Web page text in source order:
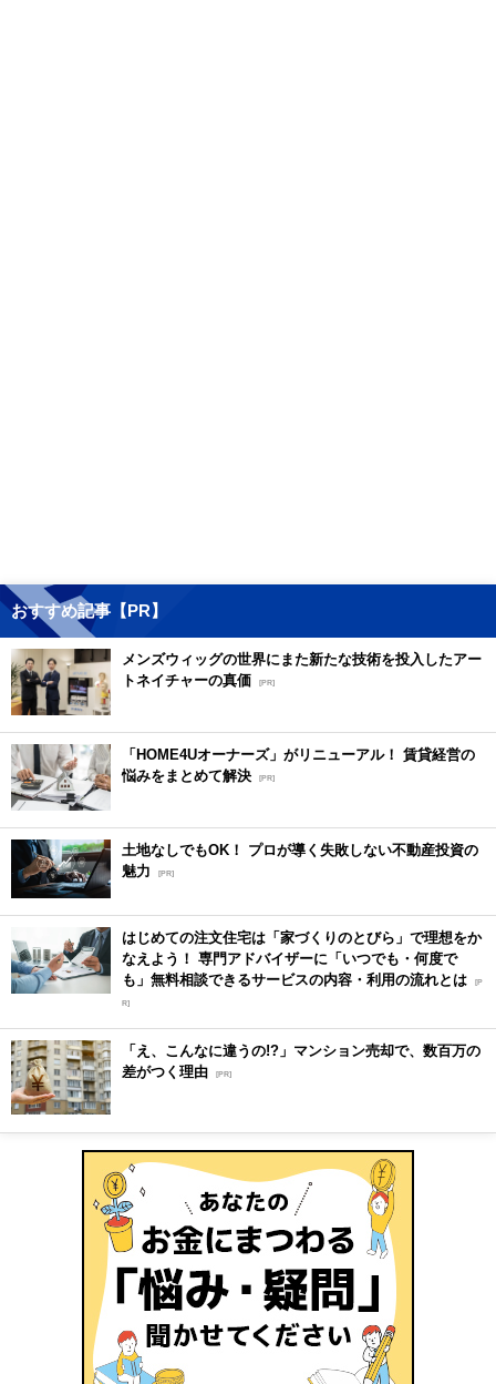
おすすめ記事【PR】
メンズウィッグの世界にまた新たな技術を投入したアー
トネイチャーの真価 [PR]
「HOME4Uオーナーズ」がリニューアル！ 賃貸経営の
悩みをまとめて解決 [PR]
土地なしでもOK！ プロが導く失敗しない不動産投資の
魅力
[PR]
はじめての注文住宅は「家づくりのとびら」で理想をか
なえよう！ 専門アドバイザーに「いつでも・何度で
も」無料相談できるサービスの内容・利用の流れとは [P
R]
「え、こんなに違うの!?」マンション売却で、数百万の
差がつく理由 [PR]